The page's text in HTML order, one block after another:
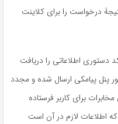
درخواست را برای کلاینت
دستوری اطلاعاتی را دریافت
پنل پیامکی ارسال شده و مجدد
برای کاربر فرستاده
اطلاعات لازم در آن است